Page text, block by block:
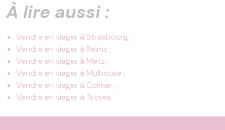
À lire aussi :
Vendre en viager à Strasbourg;
Vendre en viager à Reims ;
Vendre en viager à Metz ;
Vendre en viager à Mulhouse ;
Vendre en viager à Colmar ;
Vendre en viager à Troyes.